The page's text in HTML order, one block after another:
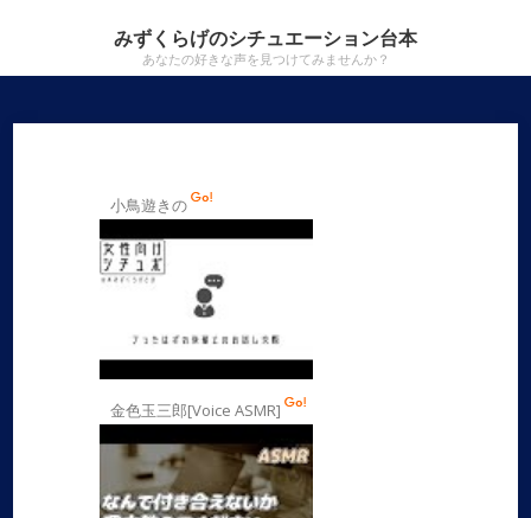
みずくらげのシチュエーション台本
あなたの好きな声を見つけてみませんか？
小鳥遊きの
金色玉三郎[Voice ASMR]